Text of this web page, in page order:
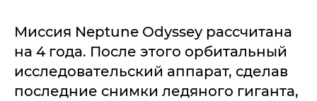
Миссия Neptune Odyssey рассчитана
на 4 года. После этого орбитальный
исследовательский аппарат, сделав
последние снимки ледяного гиганта,